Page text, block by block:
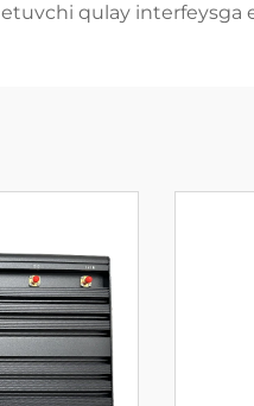
etuvchi qulay interfeysga